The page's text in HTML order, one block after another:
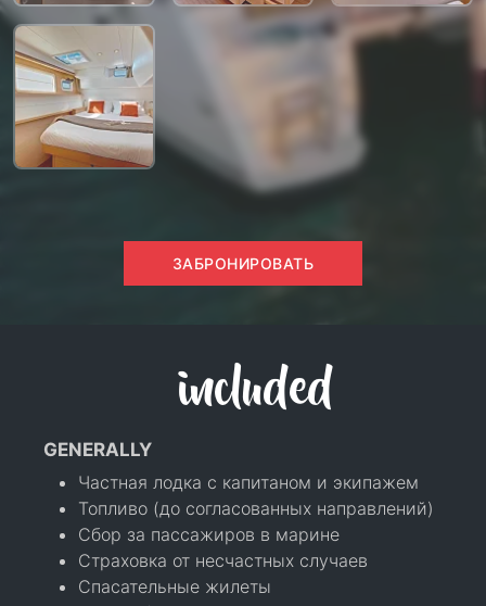
ЗАБРОНИРОВАТЬ
included
GENERALLY
Частная лодка с капитаном и экипажем
Топливо (до согласованных направлений)
Сбор за пассажиров в марине
Страховка от несчастных случаев
Спасательные жилеты